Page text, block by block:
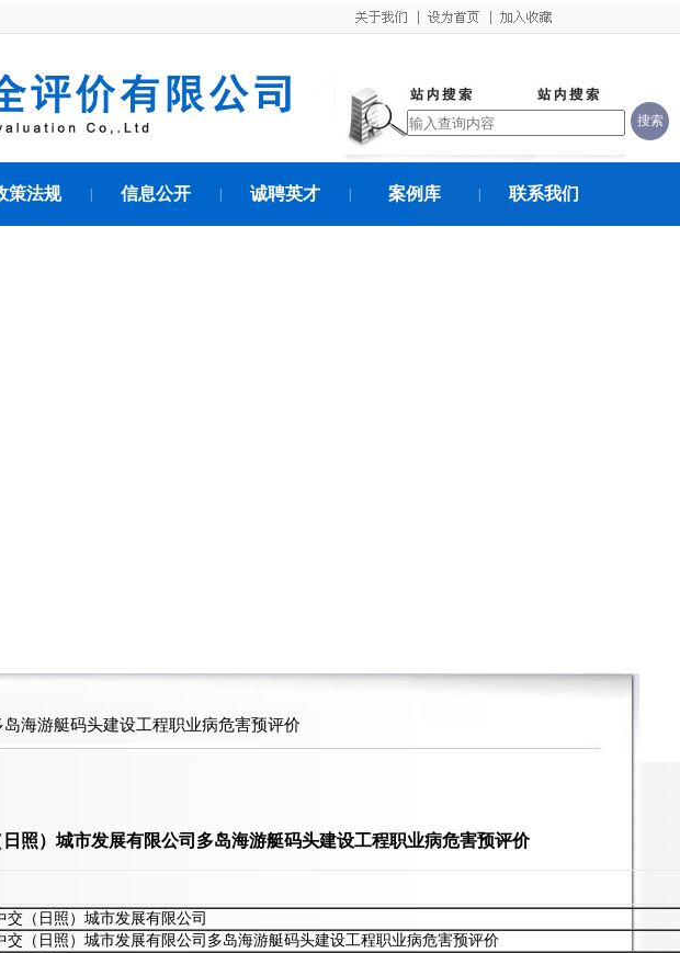
策法规 信息公开 诚聘英才 案例库 联系我们
海游艇码头建设工程职业病危害预评价
照）城市发展有限公司多岛海游艇码头建设工程职业病危害预评价
交（日照）城市发展有限公司
交（日照）城市发展有限公司多岛海游艇码头建设工程职业病危害预评价